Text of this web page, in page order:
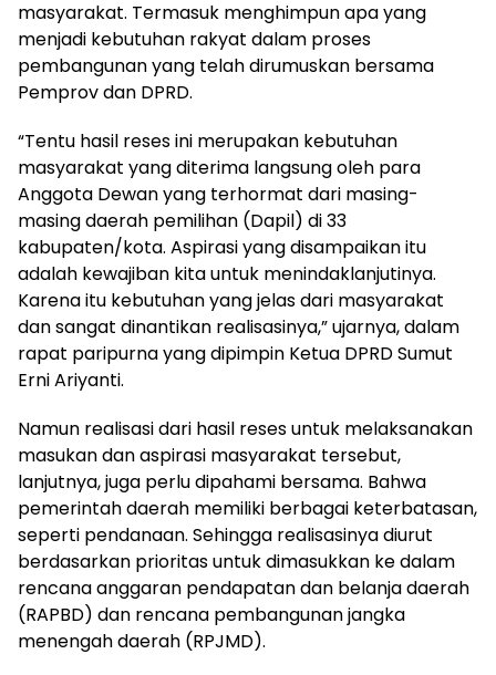
masyarakat. Termasuk menghimpun apa yang
menjadi kebutuhan rakyat dalam proses
pembangunan yang telah dirumuskan bersama
Pemprov dan DPRD.
“Tentu hasil reses ini merupakan kebutuhan
masyarakat yang diterima langsung oleh para
Anggota Dewan yang terhormat dari masing-
masing daerah pemilihan (Dapil) di 33
kabupaten/kota. Aspirasi yang disampaikan itu
adalah kewajiban kita untuk menindaklanjutinya.
Karena itu kebutuhan yang jelas dari masyarakat
dan sangat dinantikan realisasinya,” ujarnya, dalam
rapat paripurna yang dipimpin Ketua DPRD Sumut
Erni Ariyanti.
Namun realisasi dari hasil reses untuk melaksanakan
masukan dan aspirasi masyarakat tersebut,
lanjutnya, juga perlu dipahami bersama. Bahwa
pemerintah daerah memiliki berbagai keterbatasan,
seperti pendanaan. Sehingga realisasinya diurut
berdasarkan prioritas untuk dimasukkan ke dalam
rencana anggaran pendapatan dan belanja daerah
(RAPBD) dan rencana pembangunan jangka
menengah daerah (RPJMD).